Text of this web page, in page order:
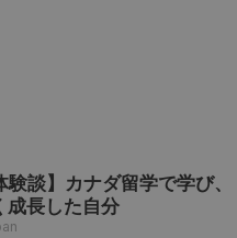
験談】カナダ留学で学び、
成長した自分